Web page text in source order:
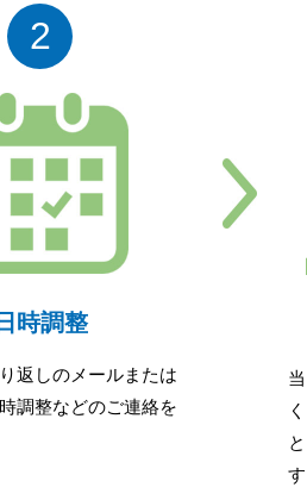
2
日時調整
返しのメールまたは
調整などのご連絡を